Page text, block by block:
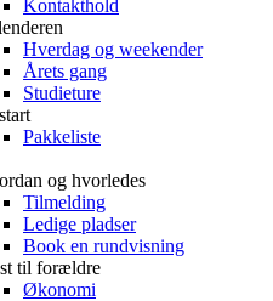
Kontakthold
Hverdag og weekender
Årets gang
Studieture
Pakkeliste
og hvorledes
Tilmelding
Ledige pladser
Book en rundvisning
til forældre
Økonomi